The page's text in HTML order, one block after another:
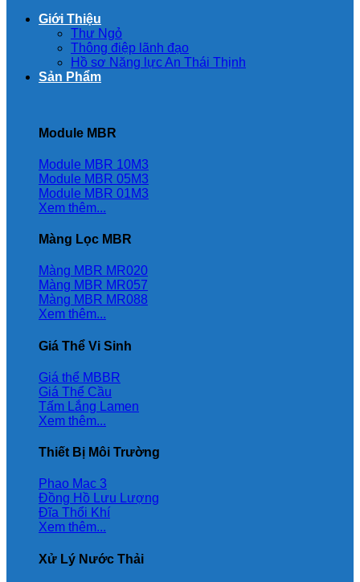
Giới Thiệu
Thư Ngỏ
Thông điệp lãnh đạo
Hồ sơ Năng lực An Thái Thịnh
Sản Phẩm
Module MBR
Module MBR 10M3
Module MBR 05M3
Module MBR 01M3
Xem thêm...
Màng Lọc MBR
Màng MBR MR020
Màng MBR MR057
Màng MBR MR088
Xem thêm...
Giá Thể Vi Sinh
Giá thể MBBR
Giá Thể Cầu
Tấm Lắng Lamen
Xem thêm...
Thiết Bị Môi Trường
Phao Mac 3
Đồng Hồ Lưu Lượng
Đĩa Thổi Khí
Xem thêm...
Xử Lý Nước Thải